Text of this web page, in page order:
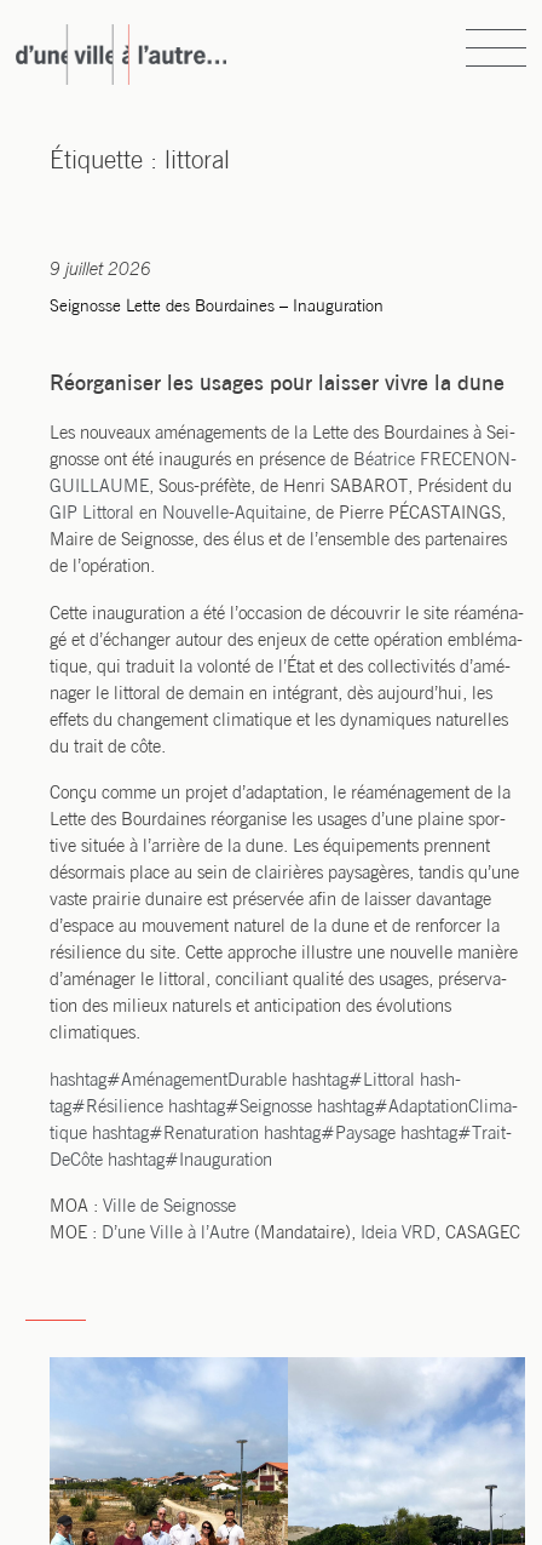
to
content
Étiquette : littoral
9 juillet 2026
Seignosse Lette des Bourdaines – Inauguration
Réorganiser les usages pour laisser vivre la dune
Les nou­veaux amé­na­ge­ments de la Lette des Bour­daines à Sei­
gnosse ont été inau­gu­rés en pré­sence de Béa­trice FRECENON-
GUILLAUME, Sous-pré­fète, de Hen­ri SABAROT, Pré­sident du
GIP Lit­to­ral en Nou­velle-Aqui­taine, de Pierre PÉCASTAINGS,
Maire de Sei­gnosse, des élus et de l’en­semble des par­te­naires
de l’opération.
Cette inau­gu­ra­tion a été l’oc­ca­sion de décou­vrir le site réamé­na­
gé et d’é­chan­ger autour des enjeux de cette opé­ra­tion emblé­ma­
tique, qui tra­duit la volon­té de l’É­tat et des col­lec­ti­vi­tés d’a­mé­
na­ger le lit­to­ral de demain en inté­grant, dès aujourd’­hui, les
effets du chan­ge­ment cli­ma­tique et les dyna­miques natu­relles
du trait de côte.
Conçu comme un pro­jet d’a­dap­ta­tion, le réamé­na­ge­ment de la
Lette des Bour­daines réor­ga­nise les usages d’une plaine spor­
tive située à l’ar­rière de la dune. Les équi­pe­ments prennent
désor­mais place au sein de clai­rières pay­sa­gères, tan­dis qu’une
vaste prai­rie dunaire est pré­ser­vée afin de lais­ser davan­tage
d’es­pace au mou­ve­ment natu­rel de la dune et de ren­for­cer la
rési­lience du site. Cette approche illustre une nou­velle manière
d’a­mé­na­ger le lit­to­ral, conci­liant qua­li­té des usages, pré­ser­va­
tion des milieux natu­rels et anti­ci­pa­tion des évo­lu­tions
climatiques.
hash­tag#Amé­na­ge­ment­Du­rable hash­tag# Lit­to­ral
hash­
tag# Rési­lience hash­tag#Sei­gnosse hash­tag#Adap­ta­tion­Cli­ma­
tique hash­tag# Rena­tu­ra­tion hash­tag# Pay­sage hash­tag# Trait­
De­Côte hash­tag# Inau­gu­ra­tion
MOA : Ville de Sei­gnosse
MOE : D’une Ville à l’Autre (Man­da­taire), Ideia VRD, CASAGEC